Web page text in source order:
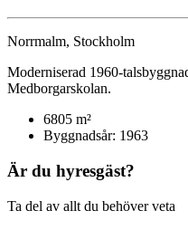
Norrmalm, Stockholm
Moderniserad 1960-
Medborgarskolan.
6805 m²
Byggnadsår: 1963
Är du hyresgäst?
Ta del av allt du behöver veta